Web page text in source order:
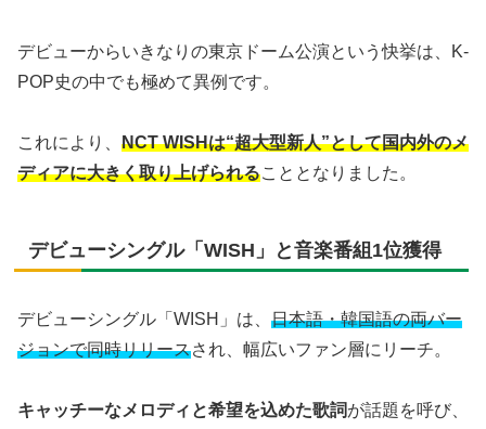
デビューからいきなりの東京ドーム公演という快挙は、K-
POP史の中でも極めて異例です。
これにより、 NCT WISHは“超大型新人”として国内外のメ
ディアに大きく取り上げられることとなりました。
デビューシングル「WISH」と音楽番組1位獲得
デビューシングル「WISH」は、 日本語・韓国語の両バー
ジョンで同時リリースされ、幅広いファン層にリーチ。
キャッチーなメロディと希望を込めた歌詞が話題を呼び、